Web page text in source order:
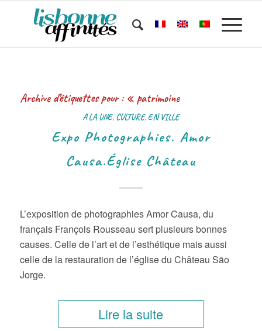
Archive d’étiquettes pour : « patrimoine
A LA UNE, CULTURE,EN VILLE
Expo Photographies. Amor
Causa.Église Château
L’exposition de photographies Amor Causa, du
français François Rousseau sert plusieurs bonnes
causes. Celle de l’art et de l’esthétique mais aussi
celle de la restauration de l’église du Château São
Jorge.
Lire la suite